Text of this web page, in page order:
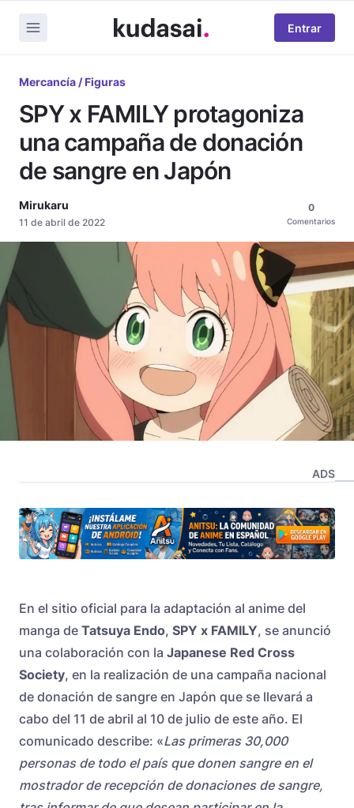
Entrar
Mercancía / Figuras
SPY x FAMILY protagoniza
una campaña de donación
de sangre en Japón
Mirukaru
11 de abril de 2022
0
Comentarios
ADS
En el sitio oficial para la adaptación al anime del
manga de Tatsuya Endo, SPY x FAMILY, se anunció
una colaboración con la Japanese Red Cross
Society, en la realización de una campaña nacional
de donación de sangre en Japón que se llevará a
cabo del 11 de abril al 10 de julio de este año. El
comunicado describe: «Las primeras 30,000
personas de todo el país que donen sangre en el
mostrador de recepción de donaciones de sangre,